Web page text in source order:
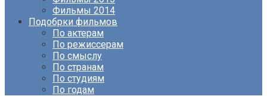
Фильмы 2014
Подобрки фильмов
По актерам
По режиссерам
По смыслу
По странам
По студиям
По годам